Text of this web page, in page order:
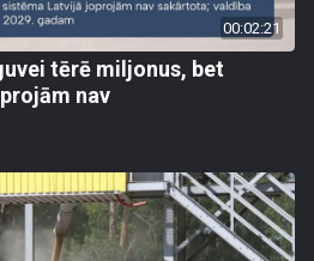
00:02:21
tērē miljonus, bet
nav